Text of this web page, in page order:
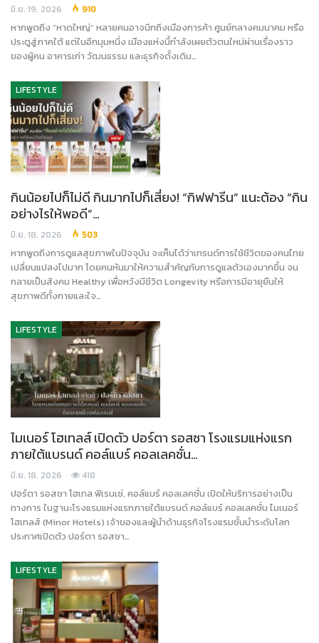
มิ.ย. 19, 2026 910
หากพูดถึง “หาดใหญ่” หลายคนอาจนึกถึงเมืองการค้า ศูนย์กลางคมนาคม หรือ
ประตูสู่ภาคใต้ แต่ในอีกมุมหนึ่ง เมืองแห่งนี้กำลังเผยตัวตนใหม่ผ่านเรื่องราว
ของผู้คน อาคารเก่า วัฒนธรรม และธุรกิจดั้งเดิม…
LIFESTYLE
กินน้อยไปก็ไม่ดี กินมากไปก็เสี่ยง! “กิฟฟารีน” แนะต้อง “กิน
อย่างไรให้พอดี”…
มิ.ย. 18, 2026 503
หากพูดถึงการดูแลสุขภาพในปัจจุบัน จะเห็นได้ว่าเทรนด์การใช้ชีวิตของคนไทย
เปลี่ยนแปลงไปมาก โดยคนหันมาให้ความสำคัญกับการดูแลตัวเองมากขึ้น จน
กลายเป็นสังคม Healthy เพื่อหวังมีชีวิต Longevity หรือการมีอายุยืนให้
สุขภาพดีทั้งกายและใจ…
LIFESTYLE
ไมเนอร์ โฮเทลส์ เปิดตัว ปอร์ตา รอสซา โรงแรมแห่งแรก
ภายใต้แบรนด์ คอล์แบร์ คอลเลคชั่น…
มิ.ย. 18, 2026 418
ปอร์ตา รอสซา โฮเทล ฟิเรนเซ่, คอล์แบร์ คอลเลคชั่น เปิดให้บริการอย่างเป็น
ทางการ ในฐานะโรงแรมแห่งแรกภายใต้แบรนด์ คอล์แบร์ คอลเลคชั่น ไมเนอร์
โฮเทลส์ (Minor Hotels) เจ้าของและผู้นำด้านธุรกิจโรงแรมชั้นนำระดับโลก
ประกาศเปิดตัว ปอร์ตา รอสซา…
LIFESTYLE